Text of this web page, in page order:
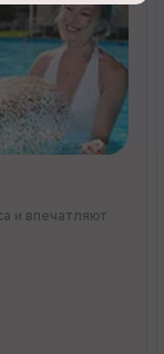
и впечатляют